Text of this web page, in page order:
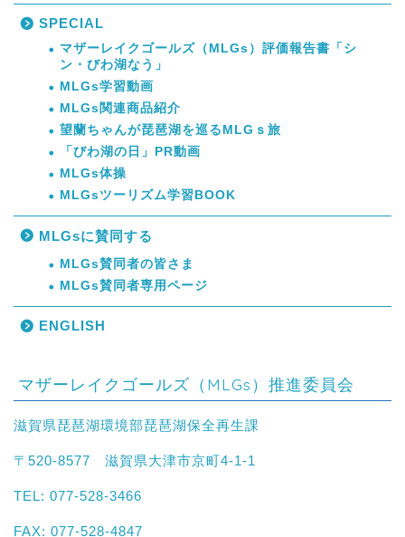
SPECIAL
マザーレイクゴールズ（MLGs）評価報告書「シ
ン・びわ湖なう」
MLGs学習動画
MLGs関連商品紹介
望蘭ちゃんが琵琶湖を巡るMLGｓ旅
「びわ湖の日」PR動画
MLGs体操
MLGsツーリズム学習BOOK
MLGsに賛同する
MLGs賛同者の皆さま
MLGs賛同者専用ページ
ENGLISH
マザーレイクゴールズ（MLGs）推進委員会
滋賀県琵琶湖環境部琵琶湖保全再生課
〒520-8577 滋賀県大津市京町4-1-1
TEL: 077-528-3466
FAX: 077-528-4847